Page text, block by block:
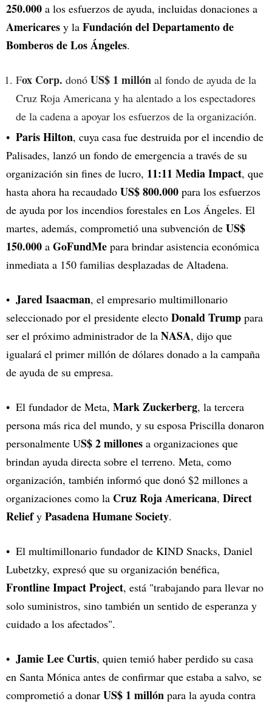
250.000 a los esfuerzos de ayuda, incluidas donaciones a
Americares y la Fundación del Departamento de
Bomberos de Los Ángeles.
Fox Corp. donó US$ 1 millón al fondo de ayuda de la
Cruz Roja Americana y ha alentado a los espectadores
de la cadena a apoyar los esfuerzos de la organización.
Paris Hilton, cuya casa fue destruida por el incendio de
Palisades, lanzó un fondo de emergencia a través de su
organización sin fines de lucro, 11:11 Media Impact, que
hasta ahora ha recaudado US$ 800.000 para los esfuerzos
de ayuda por los incendios forestales en Los Ángeles. El
martes, además, comprometió una subvención de US$
150.000 a GoFundMe para brindar asistencia económica
inmediata a 150 familias desplazadas de Altadena.
Jared Isaacman, el empresario multimillonario
seleccionado por el presidente electo Donald Trump para
ser el próximo administrador de la NASA, dijo que
igualará el primer millón de dólares donado a la campaña
de ayuda de su empresa.
El fundador de Meta, Mark Zuckerberg, la tercera
persona más rica del mundo, y su esposa Priscilla donaron
personalmente US$ 2 millones a organizaciones que
brindan ayuda directa sobre el terreno. Meta, como
organización, también informó que donó $2 millones a
organizaciones como la Cruz Roja Americana, Direct
Reliefy Pasadena Humane Society.
El multimillonario fundador de KIND Snacks, Daniel
Lubetzky, expresó que su organización benéfica,
Frontline Impact Project, está "trabajando para llevar no
solo suministros, sino también un sentido de esperanza y
cuidado a los afectados".
Jamie Lee Curtis, quien temió haber perdido su casa
en Santa Mónica antes de confirmar que estaba a salvo, se
comprometió a donar US$ 1 millón para la ayuda contra